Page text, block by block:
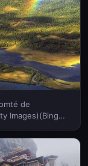
de
Images)(Bing